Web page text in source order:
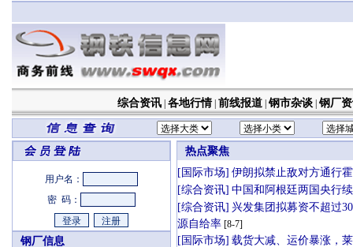
综合资讯 各地行情| 前线报道 钢市杂谈 钢厂
用户名：
密 码：
钢厂信息